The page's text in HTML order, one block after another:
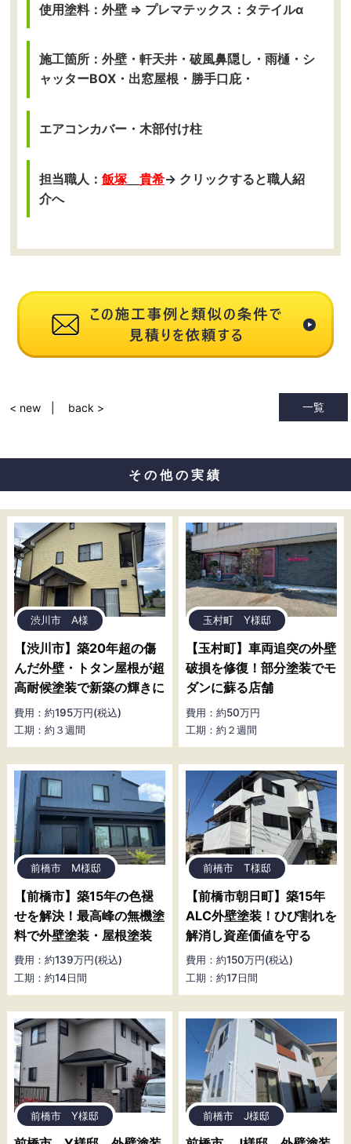
使用塗料：外壁 ⇒ プレマテックス：タテイルα
施工箇所：外壁・軒天井・破風鼻隠し・雨樋・シ
ャッターBOX・出窓屋根・勝手口庇・
エアコンカバー・木部付け柱
担当職人： 飯塚 貴希→ クリックすると職人紹
介へ
一覧
< new back >
その他の実績
渋川市 A様
【渋川市】築20年超の傷
んだ外壁・トタン屋根が超
高耐候塗装で新築の輝きに
費用：約195万円(税込)
工期：約３週間
玉村町 Y様邸
【玉村町】車両追突の外壁
破損を修復！部分塗装でモ
ダンに蘇る店舗
費用：約50万円
工期：約２週間
前橋市 M様邸
【前橋市】築15年の色褪
せを解決！最高峰の無機塗
料で外壁塗装・屋根塗装
費用：約139万円(税込)
工期：約14日間
前橋市 T様邸
【前橋市朝日町】築15年
ALC外壁塗装！ひび割れを
解消し資産価値を守る
費用：約150万円(税込)
工期：約17日間
前橋市 Y様邸 前橋市 J様邸